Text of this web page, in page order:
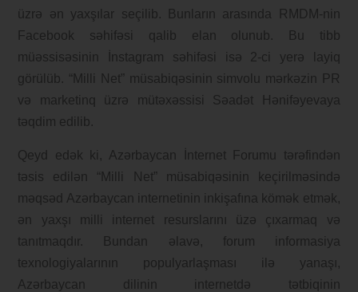
üzrə ən yaxşılar seçilib. Bunların arasında RMDM-nin
Facebook səhifəsi qalib elan olunub. Bu tibb
müəssisəsinin İnstagram səhifəsi isə 2-ci yerə layiq
görülüb. “Milli Net” müsabiqəsinin simvolu mərkəzin PR
və marketinq üzrə mütəxəssisi Səadət Hənifəyevaya
təqdim edilib.
Qeyd edək ki, Azərbaycan İnternet Forumu tərəfindən
təsis edilən “Milli Net” müsabiqəsinin keçirilməsində
məqsəd Azərbaycan internetinin inkişafına kömək etmək,
ən yaxşı milli internet resurslarını üzə çıxarmaq və
tanıtmaqdır. Bundan əlavə, forum informasiya
texnologiyalarının populyarlaşması ilə yanaşı,
Azərbaycan dilinin internetdə tətbiqinin